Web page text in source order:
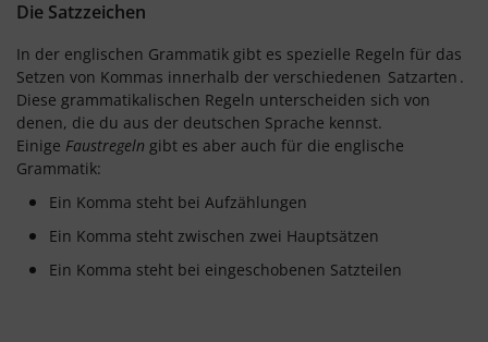
Die Satzzeichen
In der englischen Grammatik gibt es spezielle Regeln für das
Setzen von Kommas innerhalb der verschiedenen Satzarten .
Diese grammatikalischen Regeln unterscheiden sich von
denen, die du aus der deutschen Sprache kennst.
Einige Faustregeln gibt es aber auch für die englische
Grammatik:
Ein Komma steht bei Aufzählungen
Ein Komma steht zwischen zwei Hauptsätzen
Ein Komma steht bei eingeschobenen Satzteilen